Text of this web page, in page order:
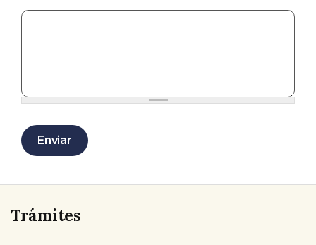
Enviar
Trámites